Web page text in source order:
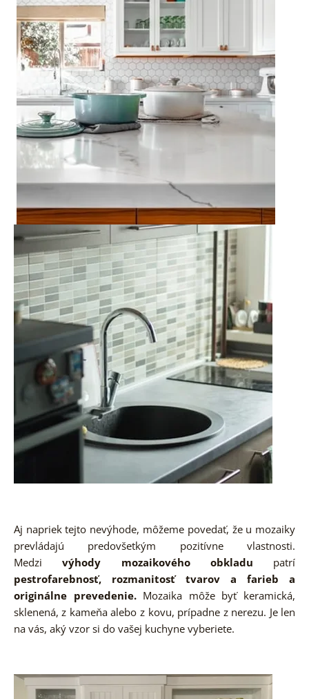
Aj napriek tejto nevýhode, môžeme povedať, že u mozaiky
prevládajú predovšetkým pozitívne vlastnosti.
Medzi
výhody mozaikového obkladu patrí
pestrofarebnosť, rozmanitosť tvarov a farieb a
originálne prevedenie.Mozaika môže byť keramická,
sklenená, z kameňa alebo z kovu, prípadne z nerezu. Je len
na vás, aký vzor si do vašej kuchyne vyberiete.